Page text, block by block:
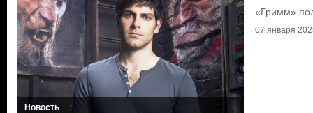
Новость
«Гримм»
07 января